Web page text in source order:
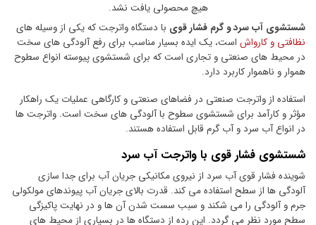
هیچ محصولی یافت نشد.
شستشوی آب سرد و گرم فشار قوی با دستگاه واترجت که یکی از وسیله های
نظافتی و کارواش است، یک ایده بسیار مناسب برای رفع آلودگی های سخت
در محیط های صنعتی و تجاری است که برای شستشوی پیوسته انواع سطوح
هموار و ناهموار کاربرد دارد.
استفاده از واترجت صنعتی در فضاهای صنعتی و کارگاهی عملیات یک راهکار
مؤثر و کارآمد برای شستشوی سطوح با آلودگی های سخت است. واترجت ها
در انواع آب سرد و آب گرم قابل استفاده هستند.
شستشوی فشار قوی با واترجت آب سرد
شوینده فشار قوی آب سرد از نیروی مکانیکی جریان آب برای جدا سازی
آلودگی ها از سطح استفاده می کند. قدرت بالای جریان آب پیوندهای مولکولی
جرم و آلودگی را می شکند و سبب سست شدن آن ها و در نهایت پاکیزگی
سطح مورد نظر می گردد. این رده از دستگاه ها در بسیاری از محیط های